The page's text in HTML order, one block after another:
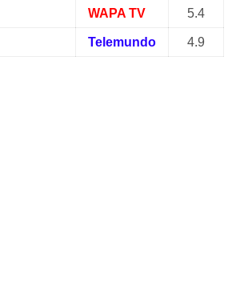
WAPA TV 5.4
Telemundo 4.9